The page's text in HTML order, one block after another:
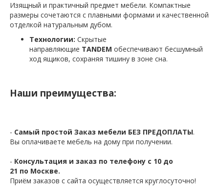
Изящный и практичный предмет мебели. Компактные
размеры сочетаются с плавными формами и качественной
отделкой натуральным дубом.
Технологии: Скрытые
направляющие TANDEM обеспечивают бесшумный
ход ящиков, сохраняя тишину в зоне сна.
Наши преимущества:
- Самый простой Заказ мебели БЕЗ ПРЕДОПЛАТЫ.
Вы оплачиваете мебель на дому при получении.
- Консультация и заказ по телефону с 10 до
21 по Москве.
Приём заказов с сайта осуществляется круглосуточно!